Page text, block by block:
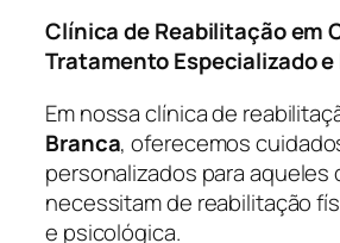
Clínica de Reabilitação em
Tratamento Especializado e
Em nossa clínica de
Branca, oferecemos
personalizados para aqueles
necessitam de reabilitação
e psicológica.